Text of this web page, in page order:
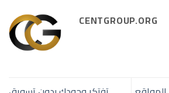
CENTGROUP.ORG